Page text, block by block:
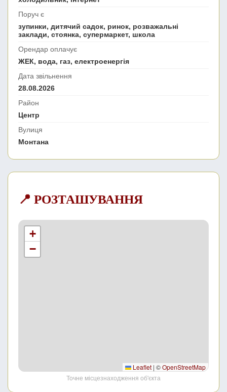
Поруч є
зупинки, дитячий садок, ринок, розважальні
заклади, стоянка, супермаркет, школа
Орендар оплачує
ЖЕК, вода, газ, електроенергія
Дата звільнення
28.08.2026
Район
Центр
Вулиця
Монтана
📍 РОЗТАШУВАННЯ
+
−
Leaflet | ©OpenStreetMap
Точне місцезнаходження об'єкта